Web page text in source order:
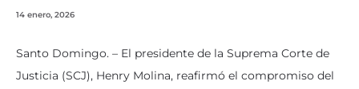
14 enero, 2026
Santo Domingo. – El presidente de la Suprema Corte de
Justicia (SCJ), Henry Molina, reafirmó el compromiso del